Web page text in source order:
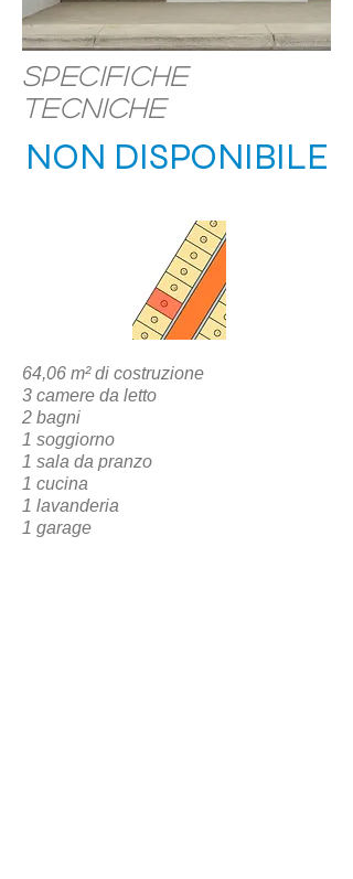
Specifiche
tecniche
NON DISPONIBILE
64,06 m² di costruzione
3 camere da letto
2 bagni
1 soggiorno
1 sala da pranzo
1 cucina
1 lavanderia
1 garage